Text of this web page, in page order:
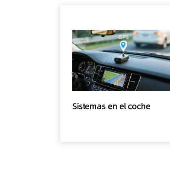
Sistemas en el coche